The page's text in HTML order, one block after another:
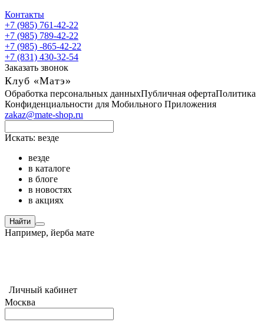
Контакты
+7 (985) 761-42-22
+7 (985) 789-42-22
+7 (985) -865-42-22
+7 (831) 430-32-54
Заказать звонок
Клуб «Матэ»
Обработка персональных данныхПубличная офертаПолитика
Конфиденциальности для Мобильного Приложения
zakaz@mate-shop.ru
Искать: везде
везде
в каталоге
в блоге
в новостях
в акциях
Найти
Например, йерба мате
Личный кабинет
Москва